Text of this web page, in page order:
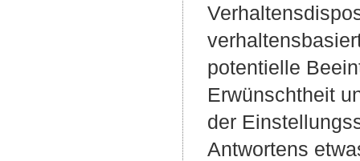
potentielle
Erwünschtheit
der
Antwortens